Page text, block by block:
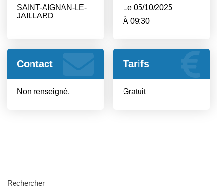
SAINT-AIGNAN-LE-
JAILLARD
Le 05/10/2025
À 09:30
Contact
Non renseigné.
Tarifs
Gratuit
Rechercher